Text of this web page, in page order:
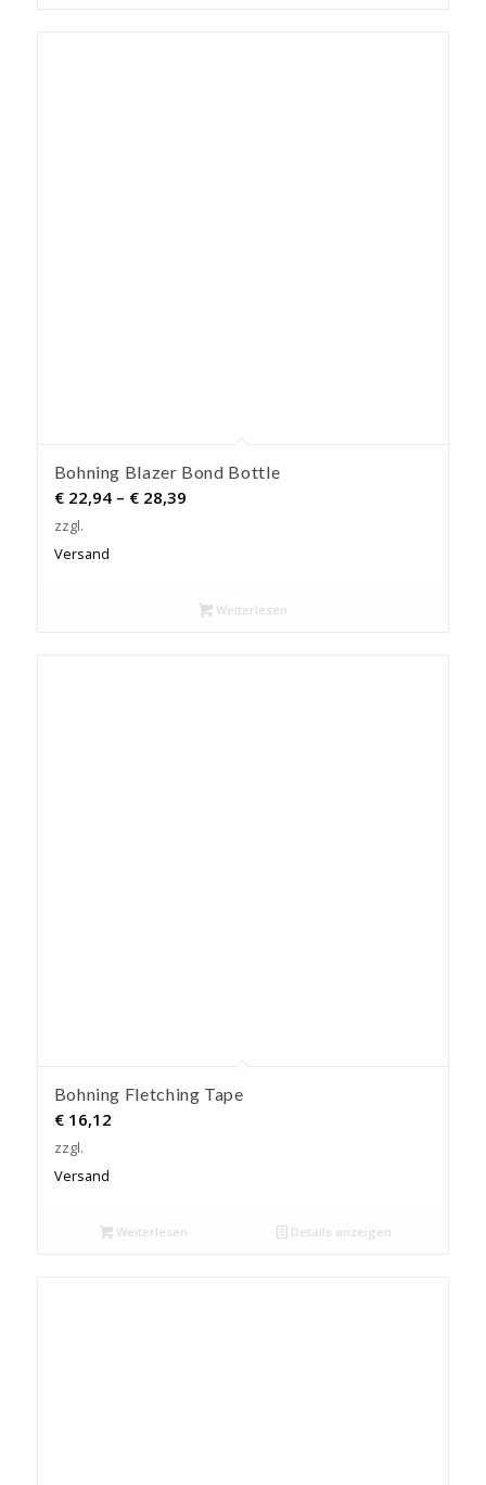
Bohning Blazer Bond Bottle
€22,94 – €28,39Preisspanne:
zzgl.
Versand
Weiterlesen
Bohning Fletching Tape
€16,12
zzgl.
Versand
Weiterlesen Details anzeigen